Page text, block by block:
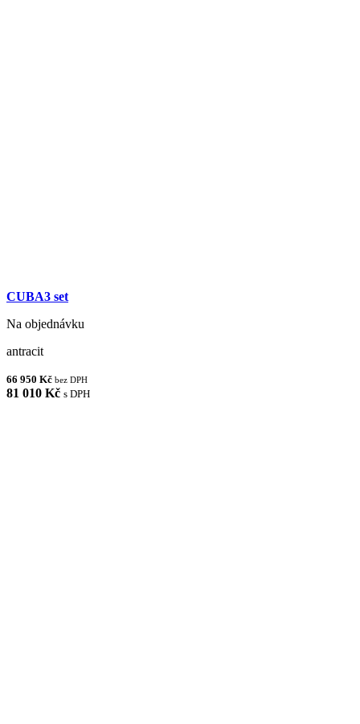
CUBA3 set
Na objednávku
antracit
66 950 Kč bez DPH
81 010 Kč s DPH